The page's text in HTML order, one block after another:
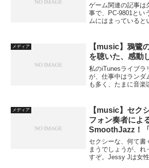
ゲーム関連の記事は
事で、PC-9801とい
ムにはまっていると
スされたというの
メディア
【music】鴉鷺
を聴いた、感動
私のiTunesライブラ
が、仕事中はランダ
も多く、たまに音楽
んの「快刀乱麻 龍
2回目の放送に出く...
メディア
【music】セク
フォン奏者によ
SmoothJazz！
Jessy J
セクシーな、何て書
まうでしょうが、
すぞ。Jessy Jは女